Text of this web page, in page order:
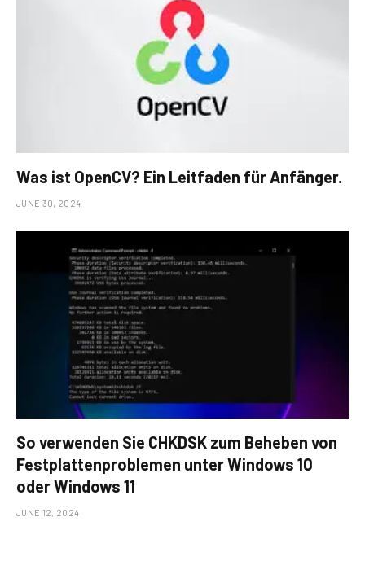
Was ist OpenCV? Ein Leitfaden für Anfänger.
JUNE 30, 2024
So verwenden Sie CHKDSK zum Beheben von
Festplattenproblemen unter Windows 10
oder Windows 11
JUNE 12, 2024